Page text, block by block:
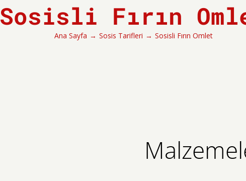
Sosisli Fırın
Ana Sayfa → Sosis Tarifleri → Sosisli Fırın Omlet